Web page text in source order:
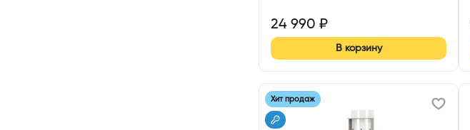
24 990 ₽
В корзину
Хит продаж